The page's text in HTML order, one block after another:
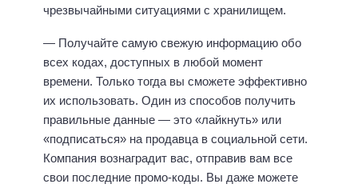
чрезвычайными ситуациями с хранилищем.
— Получайте самую свежую информацию обо
всех кодах, доступных в любой момент
времени. Только тогда вы сможете эффективно
их использовать. Один из способов получить
правильные данные — это «лайкнуть» или
«подписаться» на продавца в социальной сети.
Компания вознаградит вас, отправив вам все
свои последние промо-коды. Вы даже можете